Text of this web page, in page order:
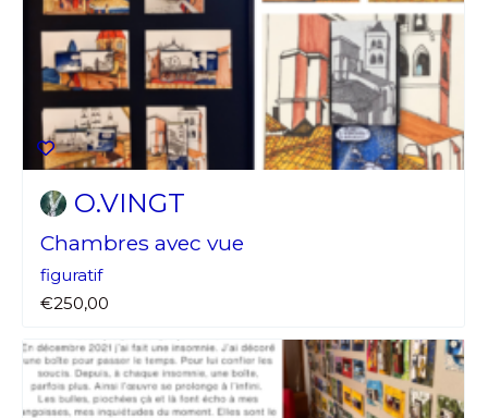
O.VINGT
Chambres avec vue
figuratif
€250,00